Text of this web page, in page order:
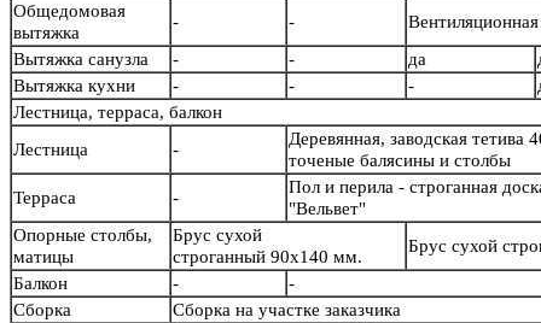
Общедомовая
вытяжка
- -
Вытяжка санузла
- - да
Вытяжка кухни
- - -
Лестница, терраса, балкон
Лестница
-
Деревянная, заводская тетива
точеные балясины и
Терраса
-
Пол и перила - строганная
"Вельвет"
Опорные столбы,
матицы
Брус сухой
строганный 90х140 мм.
Брус сухой
Балкон
-
-
Сборка
Сборка на участке заказчика